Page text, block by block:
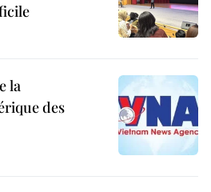
la
des